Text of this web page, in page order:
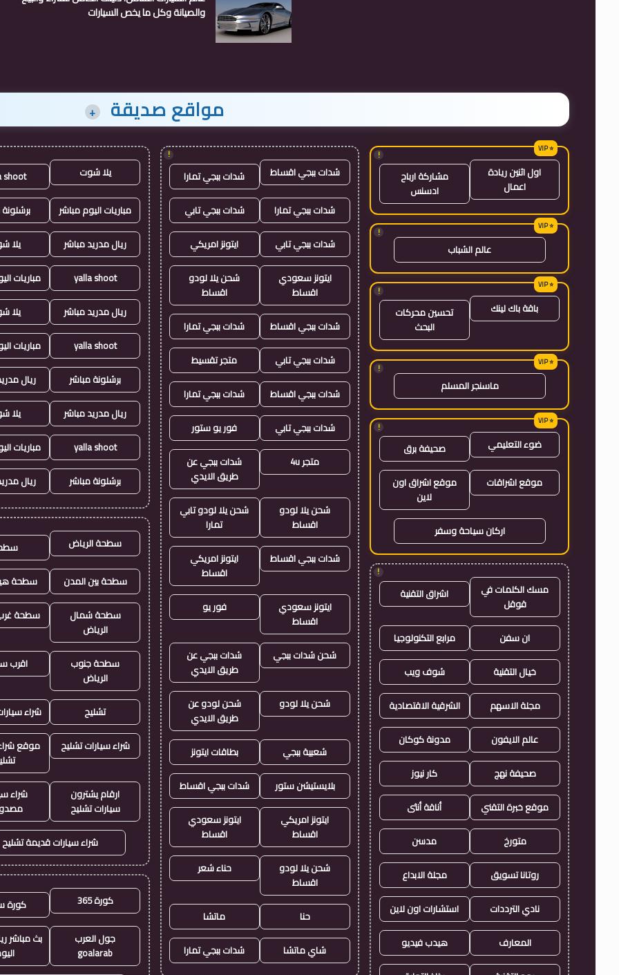
والصيانة وكل ما يخص السيارات
مواقع صديقة +
!
اول اثنين ريادة
اعمال
مشاركة ارباح
ادسنس
!
عالم الشباب
!
باقة باك لينك
تحسين محركات
البحث
!
ماسنجر المسلم
!
ضوء التعليمي صحيفة برق
موقع اشراقات
موقع اشراق اون
لاين
اركان سياحة وسفر
!
مسك الكلمات في
قوقل
اشراق التقنية
ان سفن مرابع التكنولوجيا
خيال التقنية شوف ويب
مجلة الاسهم الشرقية الاقتصادية
عالم الايفون مدونة كوكان
صحيفة نهج كار نيوز
موقع خبرة التقني أناقة أنثى
متورخ مدسن
روتانا تسويق مجلة الابداع
نادي الترددات استشارات اون لاين
المعارف هيدب فيديو
!
شدات ببجي اقساط شدات ببجي تمارا
شدات ببجي تمارا شدات ببجي تابي
شدات ببجي تابي ايتونز امريكي
ايتونز سعودي
اقساط
شحن يلا لودو
اقساط
شدات ببجي اقساط شدات ببجي تمارا
شدات ببجي تابي متجر تقسيط
شدات ببجي اقساط شدات ببجي تمارا
شدات ببجي تابي فور يو ستور
متجر 4u
شدات ببجي عن
طريق الايدي
شحن يلا لودو
اقساط
شحن يلا لودو تابي
تمارا
شدات ببجي اقساط
ايتونز امريكي
اقساط
ايتونز سعودي
اقساط
فور يو
شحن شدات ببجي
شدات ببجي عن
طريق الايدي
شحن يلا لودو
شحن لودو عن
طريق الايدي
شعبية ببجي بطاقات ايتونز
بلايستيشن ستور شدات ببجي اقساط
ايتونز امريكي
اقساط
ايتونز سعودي
اقساط
شحن يلا لودو
اقساط
حناء شعر
حنا ماتشا
شاي ماتشا شدات ببجي تمارا
يلا شوت shoot
مباريات اليوم مباشر
ريال مدريد مباشر يلا
yalla shoot مباريات
ريال مدريد مباشر يلا
yalla shoot مباريات
برشلونة مباشر ريال
ريال مدريد مباشر يلا
yalla shoot مباريات
برشلونة مباشر ريال
سطحة الرياض
سطحة بين المدن سطحة
سطحة شمال
الرياض
سطحة
سطحة جنوب
الرياض
اقرب
تشليح شراء
شراء سيارات تشليح
موقع
ارقام يشترون
سيارات تشليح
شراء
شراء سيارات قديمة تشليح
كورة 365 كورة
جول العرب
goalarab
بث مباشر